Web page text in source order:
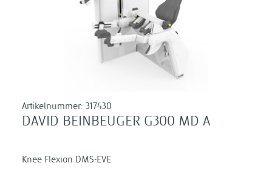
Artikelnummer: 317430
DAVID BEINBEUGER G300 MD A
Knee Flexion DMS-EVE